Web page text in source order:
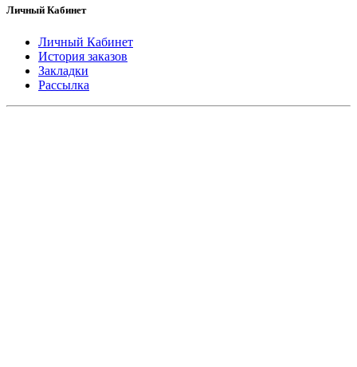
Личный Кабинет
Личный Кабинет
История заказов
Закладки
Рассылка